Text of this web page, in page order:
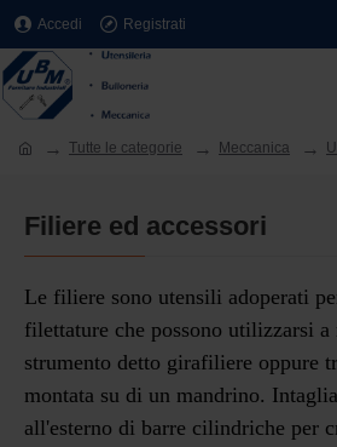
Accedi Registrati
Tutte le categorie Meccanica
Filiere ed accessori
Le filiere sono utensili adoperati
filettature che possono utilizzarsi a
strumento detto girafiliere oppure
montata su di un mandrino.
all'esterno di barre cilindriche per